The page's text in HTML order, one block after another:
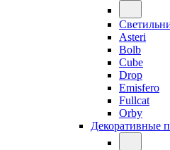
Asteri
Bolb
Cube
Drop
Emisfero
Fullcat
Orby
Декоративные